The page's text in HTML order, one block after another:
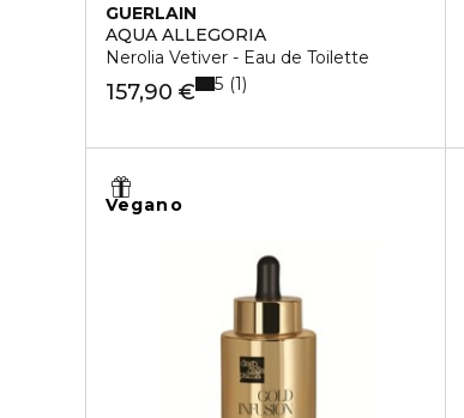
GUERLAIN
AQUA ALLEGORIA
Nerolia Vetiver - Eau de Toilette
157,90 € 5 1
Vegano